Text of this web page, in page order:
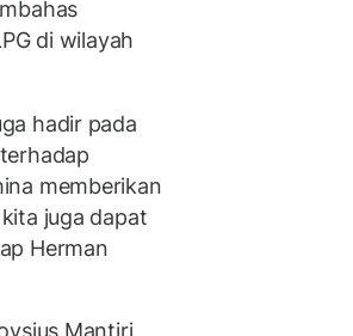
di wilayah
hadir pada
memberikan
juga dapat
Herman
Mantiri